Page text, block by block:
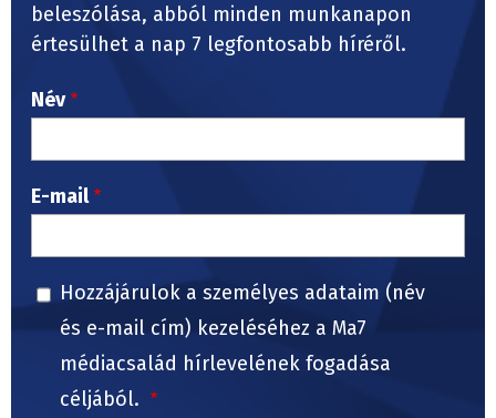
beleszólása, abból minden munkanapon
értesülhet a nap 7 legfontosabb híréről.
Név
E-mail
Hozzájárulok a személyes adataim (név
és e-mail cím) kezeléséhez a Ma7
médiacsalád hírlevelének fogadása
céljából.